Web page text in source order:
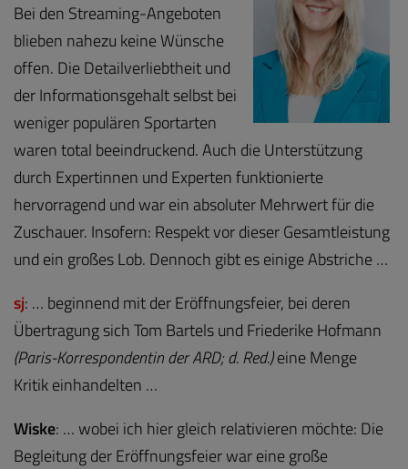
Bei den Streaming-Angeboten
blieben nahezu keine Wünsche
offen. Die Detailverliebtheit und
der Informationsgehalt selbst bei
weniger populären Sportarten
waren total beeindruckend. Auch die Unterstützung
durch Expertinnen und Experten funktionierte
hervorragend und war ein absoluter Mehrwert für die
Zuschauer. Insofern: Respekt vor dieser Gesamtleistung
und ein großes Lob. Dennoch gibt es einige Abstriche …
sj: … beginnend mit der Eröffnungsfeier, bei deren
Übertragung sich Tom Bartels und Friederike Hofmann
(Paris-Korrespondentin der ARD; d. Red.)eine Menge
Kritik einhandelten …
Wiske: … wobei ich hier gleich relativieren möchte: Die
Begleitung der Eröffnungsfeier war eine große